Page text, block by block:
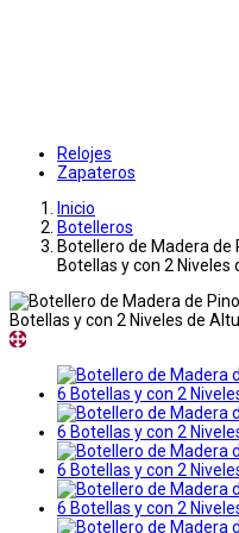
Relojes
Zapateros
Inicio
Botelleros
Botellero de Madera de
Botellas y con 2 Niveles